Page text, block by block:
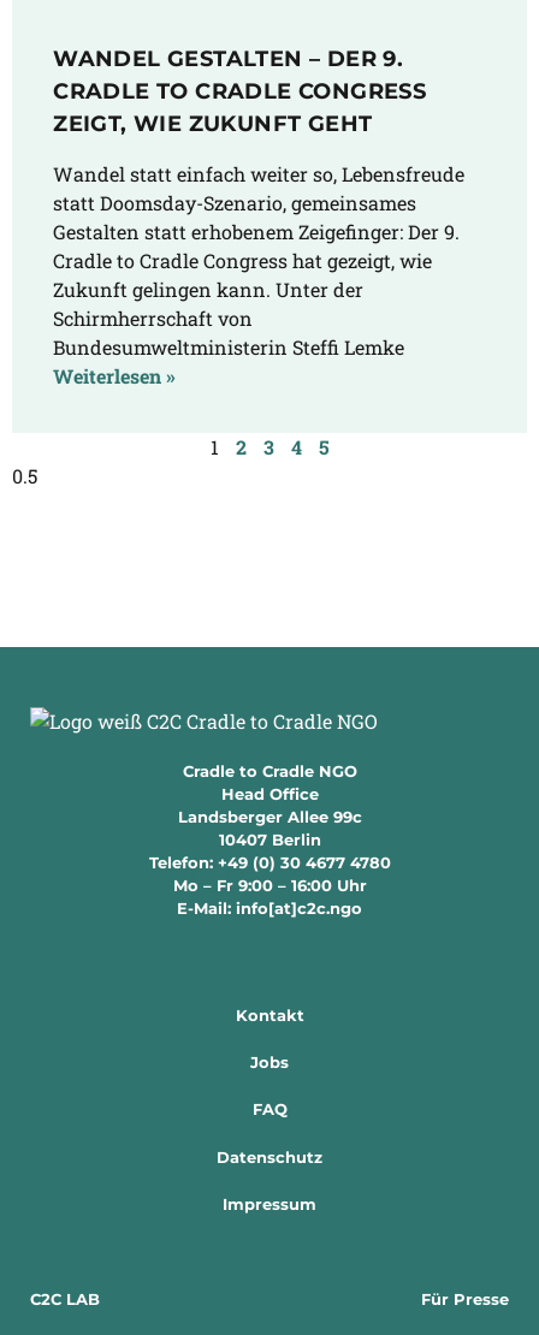
WANDEL GESTALTEN – DER 9.
CRADLE TO CRADLE CONGRESS
ZEIGT, WIE ZUKUNFT GEHT
Wandel statt einfach weiter so, Lebensfreude
statt Doomsday-Szenario, gemeinsames
Gestalten statt erhobenem Zeigefinger: Der 9.
Cradle to Cradle Congress hat gezeigt, wie
Zukunft gelingen kann. Unter der
Schirmherrschaft von
Bundesumweltministerin Steffi Lemke
Weiterlesen »
1 2 3 4 5
Cradle to Cradle NGO
Head Office
Landsberger Allee 99c
10407 Berlin
Telefon: +49 (0) 30 4677 4780
Mo – Fr 9:00 – 16:00 Uhr
E-Mail: info[at]c2c.ngo
Kontakt
Jobs
FAQ
Datenschutz
Impressum
C2C LAB Für Presse